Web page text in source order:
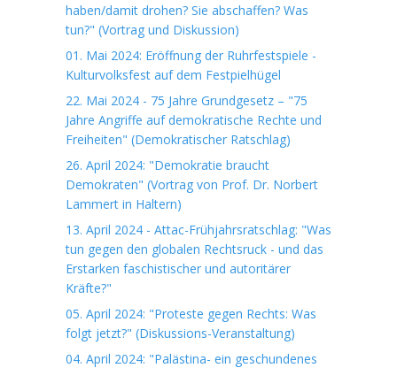
haben/damit drohen? Sie abschaffen? Was
tun?" (Vortrag und Diskussion)
01. Mai 2024: Eröffnung der Ruhrfestspiele -
Kulturvolksfest auf dem Festpielhügel
22. Mai 2024 - 75 Jahre Grundgesetz – "75
Jahre Angriffe auf demokratische Rechte und
Freiheiten" (Demokratischer Ratschlag)
26. April 2024: "Demokratie braucht
Demokraten" (Vortrag von Prof. Dr. Norbert
Lammert in Haltern)
13. April 2024 - Attac-Frühjahrsratschlag: "Was
tun gegen den globalen Rechtsruck - und das
Erstarken faschistischer und autoritärer
Kräfte?"
05. April 2024: "Proteste gegen Rechts: Was
folgt jetzt?" (Diskussions-Veranstaltung)
04. April 2024: "Palästina- ein geschundenes